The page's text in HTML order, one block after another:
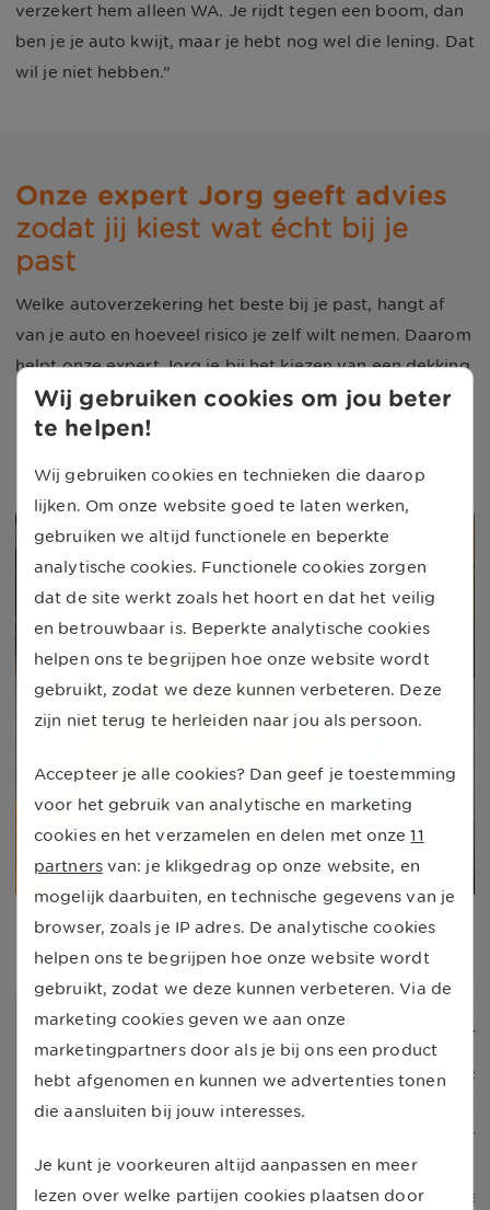
verzekert hem alleen WA. Je rijdt tegen een boom, dan
ben je je auto kwijt, maar je hebt nog wel die lening. Dat
wil je niet hebben.”
Onze expert Jorg geeft advies
zodat jij kiest wat écht bij je
past
Welke autoverzekering het beste bij je past, hangt af
van je auto en hoeveel risico je zelf wilt nemen. Daarom
helpt onze expert Jorg je bij het kiezen van een dekking
die past bij jouw situatie en wensen. Bekijk de situaties
hieronder en ontdek welke autoverzekering vaak het
tegen schade
Wil je dat ook schade aan je eigen auto
wordt vergoed, bijvoorbeeld na een
Dan past eenWA casco (all risk)
verzekering vaak het beste bij je.
ben je
Wij gebruiken cookies om jou beter
te helpen!
Wij gebruiken cookies en technieken die daarop
lijken. Om onze website goed te laten werken,
gebruiken we altijd functionele en beperkte
analytische cookies. Functionele cookies zorgen
dat de site werkt zoals het hoort en dat het veilig
en betrouwbaar is. Beperkte analytische cookies
helpen ons te begrijpen hoe onze website wordt
gebruikt, zodat we deze kunnen verbeteren. Deze
zijn niet terug te herleiden naar jou als persoon.
Accepteer je alle cookies? Dan geef je toestemming
voor het gebruik van analytische en marketing
cookies en het verzamelen en delen met onze 11
partners van: je klikgedrag op onze website, en
mogelijk daarbuiten, en technische gegevens van je
browser, zoals je IP adres. De analytische cookies
helpen ons te begrijpen hoe onze website wordt
gebruikt, zodat we deze kunnen verbeteren. Via de
marketing cookies geven we aan onze
marketingpartners door als je bij ons een product
hebt afgenomen en kunnen we advertenties tonen
die aansluiten bij jouw interesses.
Je kunt je voorkeuren altijd aanpassen en meer
lezen over welke partijen cookies plaatsen door